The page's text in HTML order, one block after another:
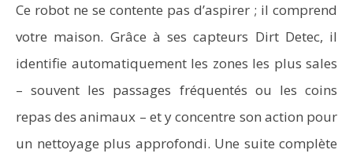
Ce robot ne se contente pas d’aspirer ; il comprend
votre maison. Grâce à ses capteurs Dirt Detec, il
identifie automatiquement les zones les plus sales
– souvent les passages fréquentés ou les coins
repas des animaux – et y concentre son action pour
un nettoyage plus approfondi. Une suite complète